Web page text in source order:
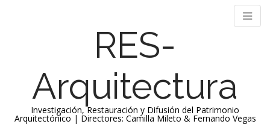
RES-
Arquitectura
Investigación, Restauración y Difusión del Patrimonio
Arquitectónico | Directores: Camilla Mileto & Fernando Vegas